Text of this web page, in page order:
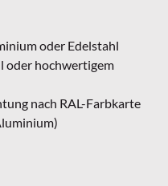
oder Edelstahl
oder hochwertigem
nach RAL-Farbkarte